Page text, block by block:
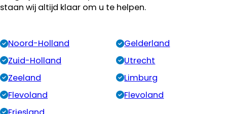
staan wij altijd klaar om u te helpen.
Noord-Holland
Gelderland
Zuid-Holland
Utrecht
Zeeland
Limburg
Flevoland
Flevoland